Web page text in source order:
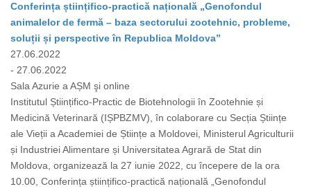
Conferința științifico-practică națională „Genofondul
animalelor de fermă – baza sectorului zootehnic, probleme,
soluții și perspective în Republica Moldova”
27.06.2022
- 27.06.2022
Sala Azurie a AȘM şi online
Institutul Științifico-Practic de Biotehnologii în Zootehnie și
Medicină Veterinară (IȘPBZMV), în colaborare cu Secția Științe
ale Vieții a Academiei de Științe a Moldovei, Ministerul Agriculturii
și Industriei Alimentare și Universitatea Agrară de Stat din
Moldova, organizează la 27 iunie 2022, cu începere de la ora
10.00, Conferința științifico-practică națională „Genofondul